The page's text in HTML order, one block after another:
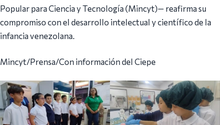
Popular para Ciencia y Tecnología (Mincyt)— reafirma su
compromiso con el desarrollo intelectual y científico de la
infancia venezolana.
Mincyt/Prensa/Con información del Ciepe